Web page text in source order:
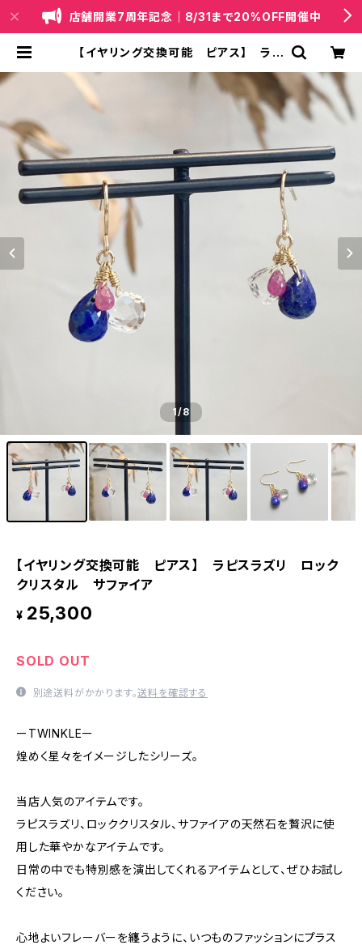
店舗開業7周年記念｜8/31まで20%OFF開催中
【イヤリング交換可能 ピアス】 ラピ
イア | 天然石・国産ビーズジュエリー
｜lapis（ラピス）
1/8
【イヤリング交換可能 ピアス】 ラピスラズリ ロック
クリスタル サファイア
¥ 25,300
SOLD OUT
別途送料がかかります。送料を確認する
ーTWINKLEー
煌めく星々をイメージしたシリーズ。
当店人気のアイテムです。
ラピスラズリ、ロッククリスタル、サファイアの天然石を贅沢に使
用した華やかなアイテムです。
日常の中でも特別感を演出してくれるアイテムとして、ぜひお試し
ください。
心地よいフレーバーを纏うように、いつものファッションにプラス